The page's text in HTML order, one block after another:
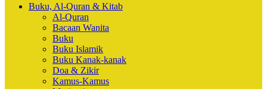
Buku, Al-Quran & Kitab
Al-Quran
Bacaan Wanita
Buku
Buku Islamik
Buku Kanak-kanak
Doa & Zikir
Kamus-Kamus